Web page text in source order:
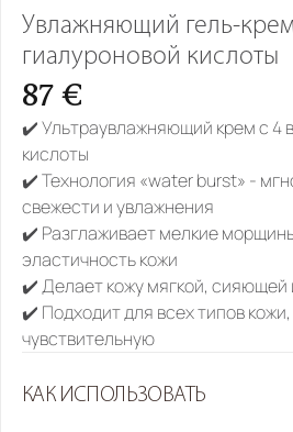
Увлажняющий гель-
гиалуроновой кислоты
87 €
✔️ Ультраувлажняющий крем с 4
кислоты
✔️ Технология «water burst» -
свежести и увлажнения
✔️ Разглаживает мелкие
эластичность кожи
✔️ Делает кожу мягкой, сияющей
✔️ Подходит для всех типов
чувствительную
КАК ИСПОЛЬЗОВАТЬ